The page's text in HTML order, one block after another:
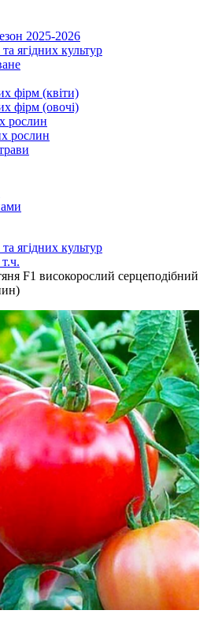
2025-2026
ягідних культур
фірм (квіти)
фірм (овочі)
рослин
рослин
ягідних культур
F1 високорослий серцеподібний